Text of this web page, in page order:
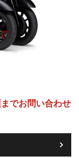
でお問い合わせ